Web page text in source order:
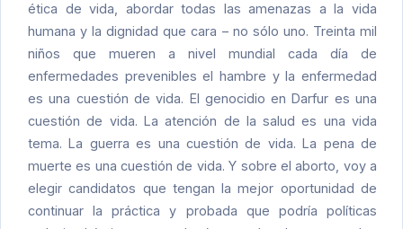
ética de vida, abordar todas las amenazas a la vida
humana y la dignidad que cara – no sólo uno. Treinta mil
niños que mueren a nivel mundial cada día de
enfermedades prevenibles el hambre y la enfermedad
es una cuestión de vida. El genocidio en Darfur es una
cuestión de vida. La atención de la salud es una vida
tema. La guerra es una cuestión de vida. La pena de
muerte es una cuestión de vida. Y sobre el aborto, voy a
elegir candidatos que tengan la mejor oportunidad de
continuar la práctica y probada que podría políticas